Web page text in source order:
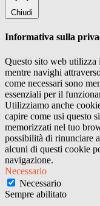
Chiudi
Informativa sulla
Questo sito web utilizza
mentre navighi
come necessari sono
essenziali per il
Utilizziamo anche
capire come usi questo
memorizzati nel tuo
possibilità di rinunciare
alcuni di questi cookie
navigazione.
Necessario
Necessario
Sempre abilitato